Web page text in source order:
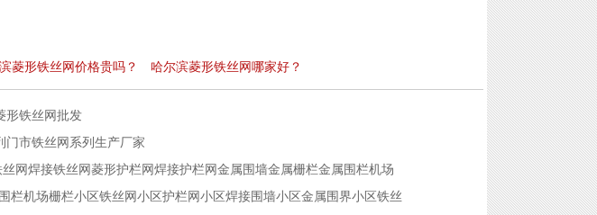
菱形铁丝网价格贵吗？ 哈尔滨菱形铁丝网哪家好？
形铁丝网批发
门市铁丝网系列生产厂家
网焊接铁丝网菱形护栏网焊接护栏网金属围墙金属栅栏金属围栏机场
栏机场栅栏小区铁丝网小区护栏网小区焊接围墙小区金属围界小区铁丝